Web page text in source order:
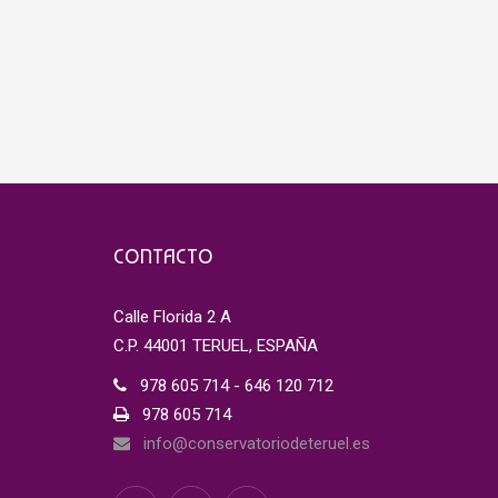
CONTACTO
Calle Florida 2 A
C.P. 44001 TERUEL, ESPAÑA
978 605 714 - 646 120 712
978 605 714
info@conservatoriodeteruel.es